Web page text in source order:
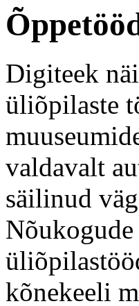
Digiteek
üliõpilaste
valdavalt
säilinud
kõnekeeli